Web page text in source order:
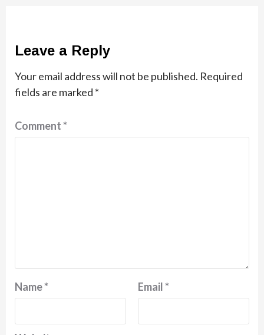
Leave a Reply
Your email address will not be published. Required
fields are marked *
Comment*
Name* Email*